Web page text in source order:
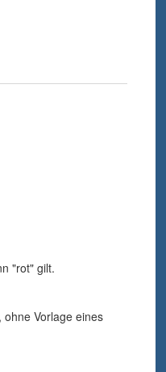
"rot" gilt.
Vorlage eines